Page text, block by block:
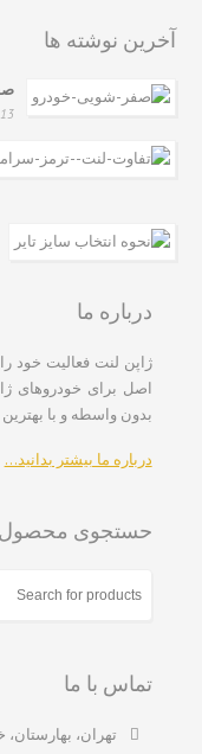
آخرین نوشته ها
13 بهمن 1398
درباره ما
اصل برای خودروهای
بدون واسطه و با
درباره ما بیشتر بدانید…
حستجوی محصول
تماس با ما
تهران، بهارستان،